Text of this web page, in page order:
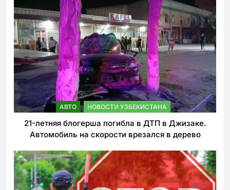
АВТО НОВОСТИ УЗБЕКИСТАНА
21-летняя блогерша погибла в ДТП в Джизаке.
Автомобиль на скорости врезался в дерево